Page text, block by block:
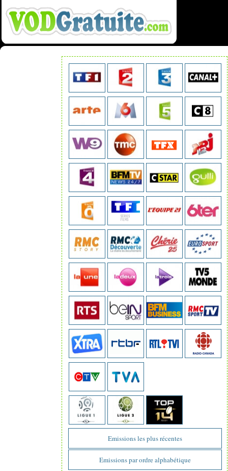
Emissions les plus récentes
Emissions par ordre alphabétique